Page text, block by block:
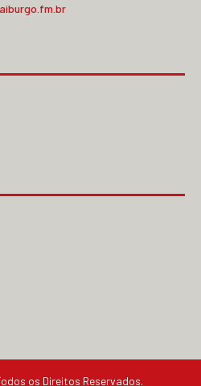
os Direitos Reservados.